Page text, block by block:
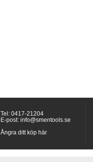
Tel: 0417-21204
E-post: info@smentools.se
Ångra ditt köp här